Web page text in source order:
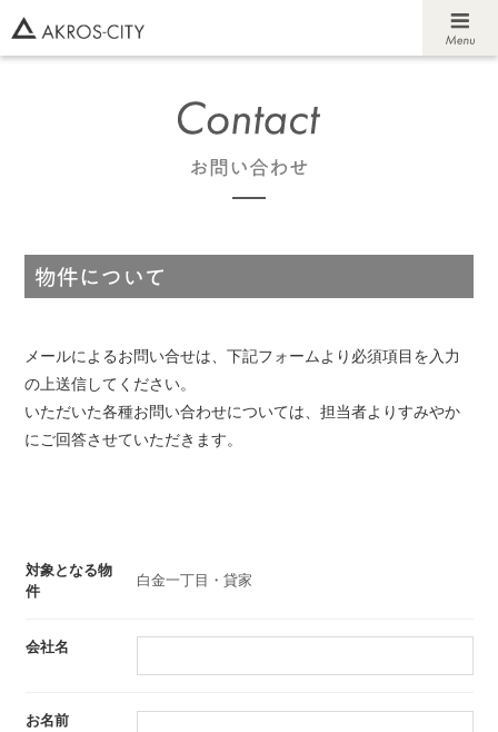
メールによるお問い合せは、下記フォームより必須項目を入力
の上送信してください。
いただいた各種お問い合わせについては、担当者よりすみやか
にご回答させていただきます。
対象となる物
件
白金一丁目・貸家
会社名
お名前